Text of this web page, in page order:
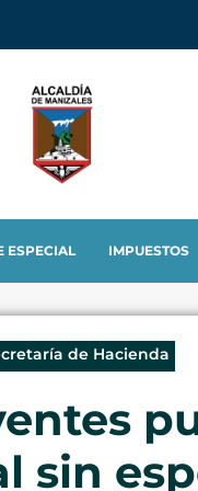
ESPECIAL IMPUESTOS
de Hacienda
sin